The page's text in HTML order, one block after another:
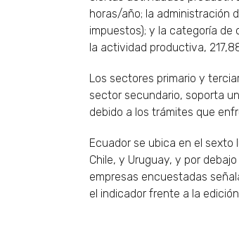
horas/año; la administración
impuestos); y la categoría
la actividad productiva,
Los sectores primario y
sector secundario, soporta
debido a los trámites que
Ecuador se ubica en el sexto
Chile, y Uruguay, y por
empresas encuestadas
el indicador frente a la